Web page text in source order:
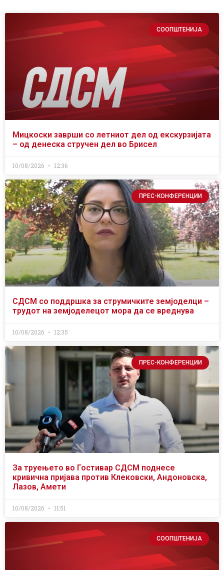
СООПШТЕНИЈА
Мицкоски заврши со летниот дел од екскурзијата
– од денеска стручен дел во Брисел
10/08/2026 12:36
ПРЕС-КОНФЕРЕНЦИИ
СДСМ со поддршка за струмичките земјоделци –
трудот на земјоделецот мора да се вреднува
10/08/2026 12:35
ПРЕС-КОНФЕРЕНЦИИ
За труењето во Гостивар СДСМ поднесе
кривична пријава против Клековски, Андоновска,
Лазов, Амети
10/08/2026 11:51
СООПШТЕНИЈА